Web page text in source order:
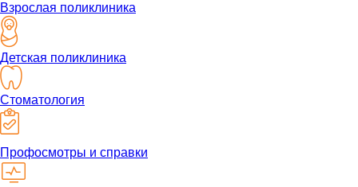
Взрослая поликлиника
Детская поликлиника
Стоматология
Профосмотры и справки